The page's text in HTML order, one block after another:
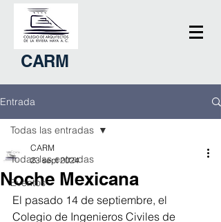
CARM
Entrada
Todas las entradas
Eventos
Todas las entradas
Noche Mexicana
CARM
23 sept 2024
El pasado 14 de septiembre, el
Colegio de Ingenieros Civiles de